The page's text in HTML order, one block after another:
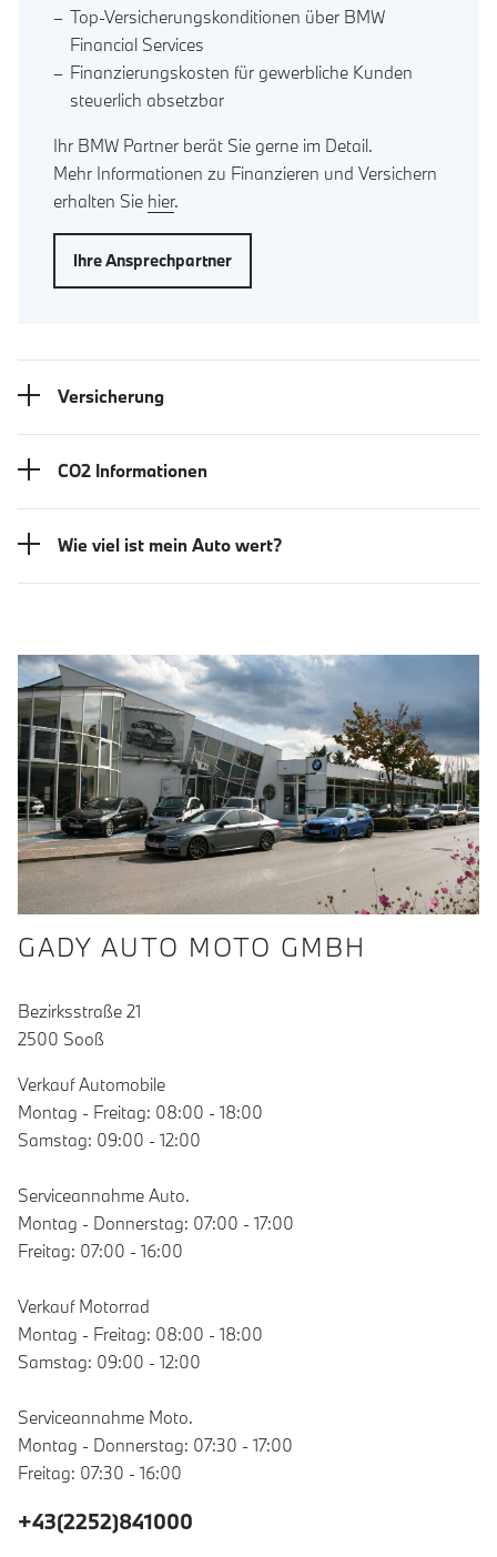
Top-Versicherungskonditionen über BMW
Financial Services
Finanzierungskosten für gewerbliche Kunden
steuerlich absetzbar
Ihr BMW Partner berät Sie gerne im Detail.
Mehr Informationen zu Finanzieren und Versichern
erhalten Sie hier.
Ihre Ansprechpartner
Versicherung
CO2 Informationen
Wie viel ist mein Auto wert?
GADY AUTO MOTO GMBH
Bezirksstraße 21
2500 Sooß
Verkauf Automobile
Montag - Freitag: 08:00 - 18:00
Samstag: 09:00 - 12:00
Serviceannahme Auto.
Montag - Donnerstag: 07:00 - 17:00
Freitag: 07:00 - 16:00
Verkauf Motorrad
Montag - Freitag: 08:00 - 18:00
Samstag: 09:00 - 12:00
Serviceannahme Moto.
Montag - Donnerstag: 07:30 - 17:00
Freitag: 07:30 - 16:00
+43(2252)841000